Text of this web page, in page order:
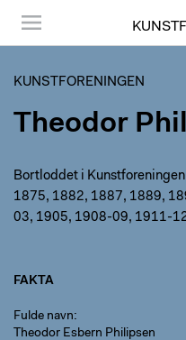
KUNSTFORENINGEN
Theodor
Bortloddet i
1875, 1882, 1887, 1889,
03, 1905, 1908-09, 1911-
FAKTA
Fulde navn
Theodor Esbern Philipsen